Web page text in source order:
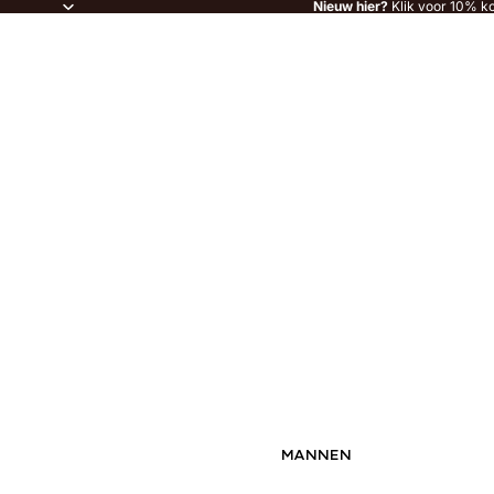
Nieuw hier? Klik voor 10%
MANNEN